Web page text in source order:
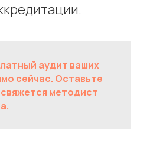
аудит ваших
сейчас. Оставьте
свяжется методист